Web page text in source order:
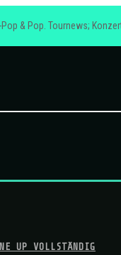
& Pop. Tournews;